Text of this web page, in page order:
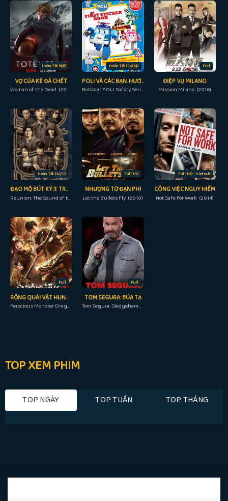
Hoàn Tất (6/6)
VỢ CỦA KẺ ĐÃ CHẾT
Woman of the Dead (2022)
Hoàn Tất (24/24)
POLI VÀ CÁC BẠN: HƯỚNG DẪN AN TOÀN
Robocar POLI Safety Series (2011)
Full
ĐIỆP VỤ MILANO
Mission Milano (2016)
Hoàn Tất (32/32)
ĐẠO MỘ BÚT KÝ 3: TRÙNG KHỞI – CỰC HẢI THÍNH LÔI
Reunion: The Sound of the Providence (2020)
Full HD
NHƯỢNG TỬ ĐẠN PHI
Let the Bullets Fly (2010)
Full HD - Vietsub
CÔNG VIỆC NGUY HIỂM
Not Safe for Work (2014)
Full
RỒNG QUÁI VẬT HUNG DỮ
Ferocious Monster Dragon (2019)
Full
TOM SEGURA: BÚA TẠ
Tom Segura: Sledgehammer (2023)
TOP XEM PHIM
TOP NGÀY TOP TUẦN TOP THÁNG